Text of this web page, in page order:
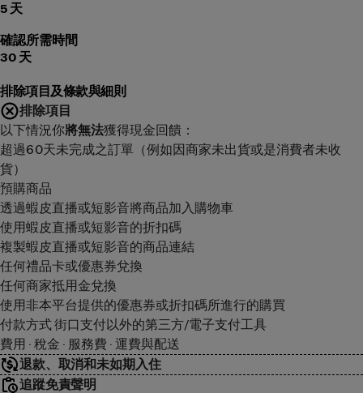
5 天
確認所需時間
30 天
排除項目及條款與細則
排除項目
以下情況你將無法獲得現金回饋：
超過60天未完成之訂單（例如因商家未出貨或是消費者未收
貨）
預購商品
透過蝦皮直播或短影音將商品加入購物車
使用蝦皮直播或短影音的折扣碼
複製蝦皮直播或短影音的商品連結
任何禮品卡或優惠券兌換
任何商家抵用金兌換
使用非本平台提供的優惠券或折扣碼所進行的購買
付款方式 街口支付以外的第三方/電子支付工具
費用 · 稅金 · 服務費 · 運費與配送
退款、取消和未如期入住
追蹤免責聲明